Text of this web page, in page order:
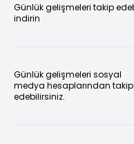
Günlük gelişmeleri takip
indirin
Günlük gelişmeleri sosyal
medya hesaplarından takip
edebilirsiniz.